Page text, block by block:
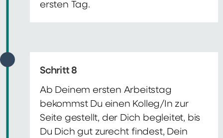
ersten Tag.
Schritt 8
Ab Deinem ersten Arbeitstag
bekommst Du einen Kolleg/In zur
Seite gestellt, der Dich begleitet, bis
Du Dich gut zurecht findest, Dein